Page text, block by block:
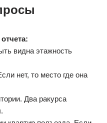
видна этажность
нет, то место где она
Два ракурса